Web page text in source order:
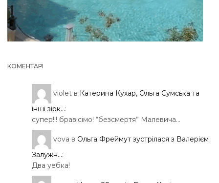
КОМЕНТАРІ
violet в Катерина Кухар, Ольга Сумська та
інші зірк...:
супер!!! бравісімо! “безсмертя” Малевича…
vova в Ольга Фреймут зустрілася з Валерієм
Залужн...:
Два уебка!